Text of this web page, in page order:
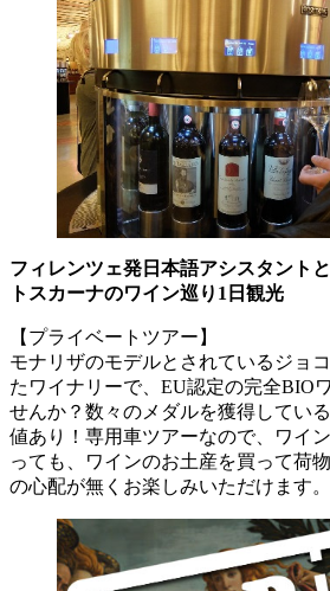
フィレンツェ発日本語アシスタント
トスカーナのワイン巡り1日観光
【プライベートツアー】
モナリザのモデルとされているジョ
たワイナリーで、EU認定の完全BIO
せんか？数々のメダルを獲得してい
値あり！専用車ツアーなので、ワイ
っても、ワインのお土産を買って荷
の心配が無くお楽しみいただけます。